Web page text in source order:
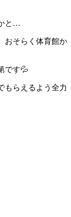
と…
おそらく体育館か
です💦
もらえるよう全力